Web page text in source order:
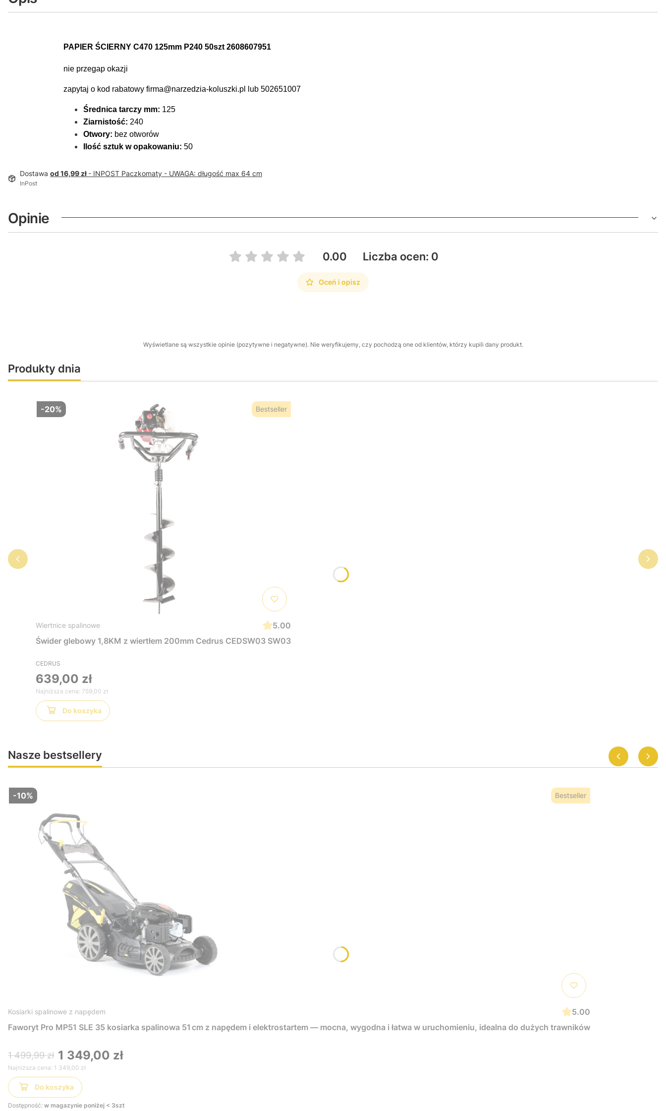
PAPIER ŚCIERNY C470 125mm P240 50szt 2608607951
nie przegap okazji
zapytaj o kod rabatowy firma@narzedzia-koluszki.pl lub 502651007
Średnica tarczy mm: 125
Ziarnistość: 240
Otwory: bez otworów
Ilość sztuk w opakowaniu: 50
Dostawa od 16,99 zł - INPOST Paczkomaty - UWAGA: długość max 64 cm
InPost
Opinie
0.00 Liczba ocen: 0
Oceń i opisz
Wyświetlane są wszystkie opinie (pozytywne i negatywne). Nie weryfikujemy, czy pochodzą one od klientów, którzy kupili dany produkt.
Produkty dnia
-20% Bestseller
Wiertnice spalinowe
5.00
Świder glebowy 1,8KM z wiertłem 200mm Cedrus CEDSW03 SW03
CEDRUS
639,00 zł
Najniższa cena: 759,00 zł
Do koszyka
Nasze bestsellery
-10% Bestseller
Kosiarki spalinowe z napędem
5.00
Faworyt Pro MP51 SLE 35 kosiarka spalinowa 51 cm z napędem i elektrostartem — mocna, wygodna i łatwa w uruchomieniu, idealna do dużych trawników
1 499,99 zł 1 349,00 zł
Najniższa cena: 1 349,00 zł
Do koszyka
Dostępność: w magazynie poniżej < 3szt